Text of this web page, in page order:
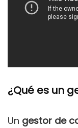
¿Qué es un
Un gestor de